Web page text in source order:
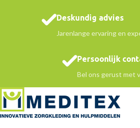
Deskundig advies
Jarenlange ervaring en
Persoonlijk
Bel ons gerust met